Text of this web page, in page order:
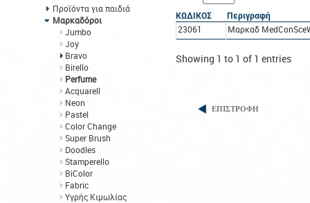
Προϊόντα για παιδιά
Μαρκαδόροι
Jumbo
Joy
Bravo
Birello
Perfume
Acquarell
Neon
Pastel
Color Change
Super Brush
Doodles
Stamperello
BiColor
Fabric
Υγρής Κιμωλίας
ΚΩΔΙΚΟΣ
Περιγραφή
23061
Μαρκαδ
Showing 1 to 1 of 1 entries
ΕΠΙΣΤΡΟΦΗ